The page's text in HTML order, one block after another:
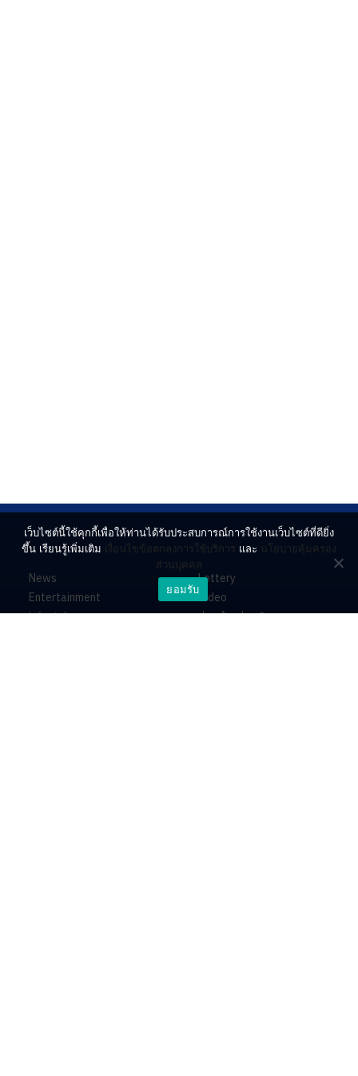
News
Entertainment
Lifestyle
Lottery
Video
ร่วมด้วยช่วยกัน
เว็บไซต์นี้ใช้คุกกี้เพื่อให้ท่านได้รับประสบการณ์การใช้งานเว็บไซต์ที่ดียิ่ง
ขึ้น เรียนรู้เพิ่มเติม เงื่อนไขข้อตกลงการใช้บริการ และ นโยบายคุ้มครอง
ส่วนบุคคล
ยอมรับ